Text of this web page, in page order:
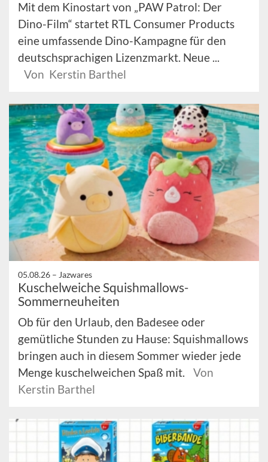
Mit dem Kinostart von „PAW Patrol: Der
Dino-Film“ startet RTL Consumer Products
eine umfassende Dino-Kampagne für den
deutschsprachigen Lizenzmarkt. Neue ...
Von Kerstin Barthel
05.08.26 – Jazwares
Kuschelweiche Squishmallows-
Sommerneuheiten
Ob für den Urlaub, den Badesee oder
gemütliche Stunden zu Hause: Squishmallows
bringen auch in diesem Sommer wieder jede
Menge kuschelweichen Spaß mit.
Von
Kerstin Barthel